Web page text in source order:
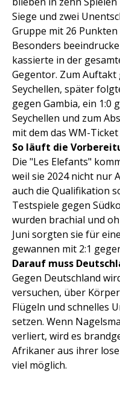
Siege und zwei
Gruppe mit 26
Besonders
kassierte in der
Gegentor. Zum Auftakt
Seychellen, später
gegen Gambia, ein 1:0
Seychellen und zum
mit dem das WM-
So läuft die
Die "Les Elefants"
weil sie 2024 nicht nur
auch die Qualifikation
Testspiele gegen
wurden brachial und
Juni sorgten sie für
gewannen mit 2:1
Darauf muss
Gegen Deutschland
versuchen, über
Flügeln und schnelles
setzen. Wenn
verliert, wird es
Afrikaner aus ihrer
viel möglich.